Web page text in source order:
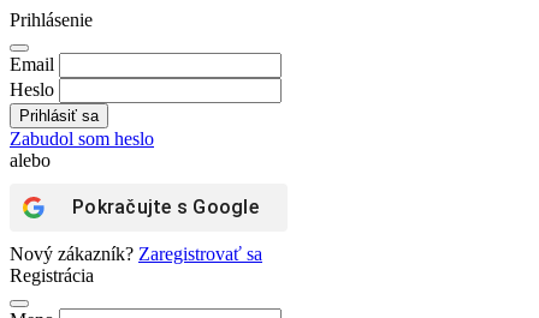
Prihlásenie
Email
Heslo
Zabudol som heslo
alebo
Pokračujte s Google
Nový zákazník? Zaregistrovať sa
Registrácia